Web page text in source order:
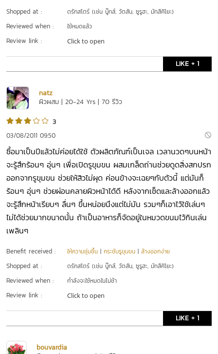
Shopped at : ดรักสโตร์ (เช่น บู๊ทส์, วัตสัน, ซูรูฮะ, มัทสึคิโยะ)
Reviewed when : ใช้หมดแล้ว
Review link : Click to open
LIKE + 1
natz
ผิวผสม | 20-24 Yrs | 70 รีวิว
3
03/08/2011 09:50
ซื้อมาเป็นปีแล้วไม่ค่อยได้ใช้ ตัวผลิตภัณฑ์เป็นเจล เวลานวดๆบนหน้า
จะรู้สึกร้อนๆ อุ่นๆ เพื่อเปิดรูขุมขน ผสมเกล็ดถ่านช่วยดูดสิ่งสกปรก
ออกจากรูขุมขน ช่วยให้สิวไม่ผุด ค่อนข้างจะเฉยๆกับตัวนี้ แต่มันก็
ร้อนๆ อุ่นๆ ช่วยผ่อนคลายผิวหน้าได้ดี หลังจากเช็ดและล้างออกแล้ว
จะรู้สึกหน้าเรียบๆ ลื่นๆ ขึ้นหน่อยนึงแต่ไม่มัน รวมๆก็เอาไว้ใช้เล่นๆ
ไม่ได้ช่วยมากขนาดนั้น ถ้าเป็นอาหารก็จัดอยู่ในหมวดขนมไว้กินเล่น
เพลินๆ
Benefit received : ให้ความชุ่มชื้น |กระชับรูขุมขน |ล้างออกง่าย
Shopped at : ดรักสโตร์ (เช่น บู๊ทส์, วัตสัน, ซูรูฮะ, มัทสึคิโยะ)
Reviewed when : กำลังจะใช้หมดในไม่ช้า
Review link : Click to open
LIKE + 1
bouvardia